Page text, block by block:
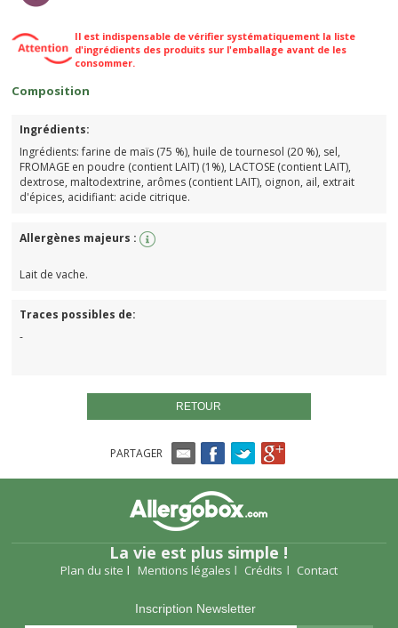
Il est indispensable de vérifier systématiquement la liste
d'ingrédients des produits sur l'emballage avant de les
consommer.
Composition
Ingrédients:
Ingrédients: farine de maïs (75 %), huile de tournesol (20 %), sel,
FROMAGE en poudre (contient LAIT) (1%), LACTOSE (contient LAIT),
dextrose, maltodextrine, arômes (contient LAIT), oignon, ail, extrait
d'épices, acidifiant: acide citrique.
Allergènes majeurs :
Lait de vache.
Traces possibles de:
-
RETOUR
PARTAGER
La vie est plus simple !
Plan du site Mentions légales Crédits Contact
Inscription Newsletter